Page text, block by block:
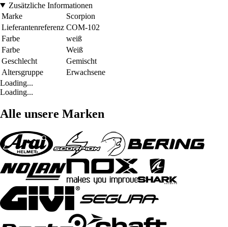
Zusätzliche Informationen
Marke
Scorpion
Lieferantenreferenz COM-102
Farbe
weiß
Farbe
Weiß
Geschlecht
Gemischt
Altersgruppe
Erwachsene
Loading...
Loading...
Alle unsere Marken